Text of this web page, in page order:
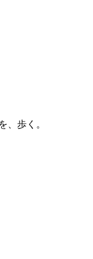
、歩く。